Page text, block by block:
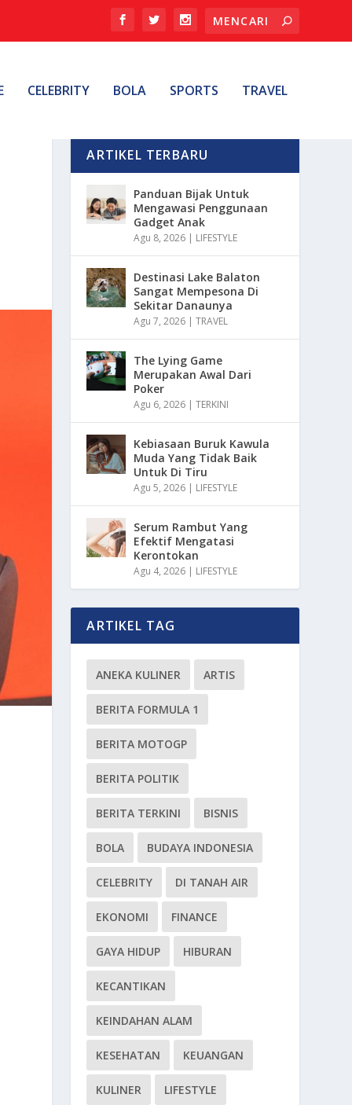
CELEBRITY BOLA SPORTS TRAVEL
ARTIKEL TERBARU
Panduan Bijak Untuk
Mengawasi Penggunaan
Gadget Anak
Agu 8, 2026 | LIFESTYLE
Destinasi Lake Balaton
Sangat Mempesona Di
Sekitar Danaunya
Agu 7, 2026 |TRAVEL
The Lying Game
Merupakan Awal Dari
Poker
Agu 6, 2026 |TERKINI
Kebiasaan Buruk Kawula
Muda Yang Tidak Baik
Untuk Di Tiru
Agu 5, 2026 | LIFESTYLE
Serum Rambut Yang
Efektif Mengatasi
Kerontokan
Agu 4, 2026 | LIFESTYLE
ARTIKEL TAG
ANEKA KULINER ARTIS
BERITA FORMULA 1
BERITA MOTOGP
BERITA POLITIK
BERITA TERKINI BISNIS
BOLA BUDAYA INDONESIA
CELEBRITY DI TANAH AIR
EKONOMI FINANCE
GAYA HIDUP HIBURAN
KECANTIKAN
KEINDAHAN ALAM
KESEHATAN KEUANGAN
KULINER LIFESTYLE